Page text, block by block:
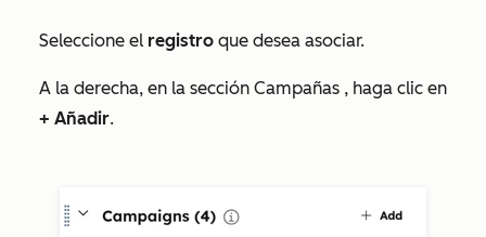
Seleccione el registro que desea asociar.
A la derecha, en la sección Campañas , haga clic en
+ Añadir.